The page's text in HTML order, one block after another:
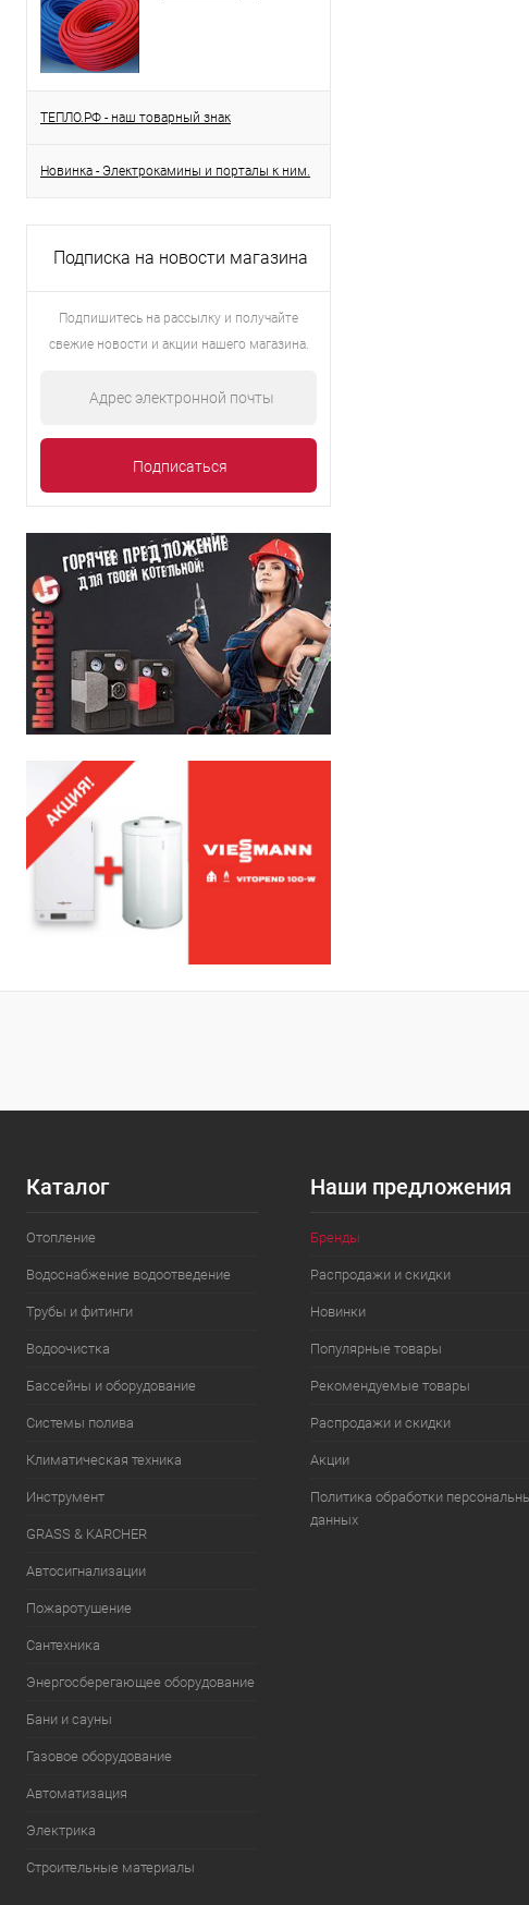
ТЕПЛО.РФ - наш товарный знак
Новинка - Электрокамины и порталы к ним.
Подписка на новости магазина
Подпишитесь на рассылку и получайте
свежие новости и акции нашего магазина.
Каталог
Отопление
Водоснабжение водоотведение
Трубы и фитинги
Водоочистка
Бассейны и оборудование
Системы полива
Климатическая техника
Инструмент
GRASS & KARCHER
Автосигнализации
Пожаротушение
Сантехника
Энергосберегающее оборудование
Бани и сауны
Газовое оборудование
Автоматизация
Электрика
Строительные материалы
Наши предложения
Бренды
Распродажи и скидки
Новинки
Популярные товары
Рекомендуемые товары
Распродажи и скидки
Акции
Политика обработки
данных